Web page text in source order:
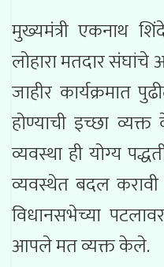
मुख्यमंत्री एकनाथ
लोहारा मतदार संघांचे
जाहीर कार्यक्रमात
होण्याची इच्छा
व्यवस्था ही योग्य
व्यवस्थेत बदल
विधानसभेच्या
आपले मत व्यक्त केले.